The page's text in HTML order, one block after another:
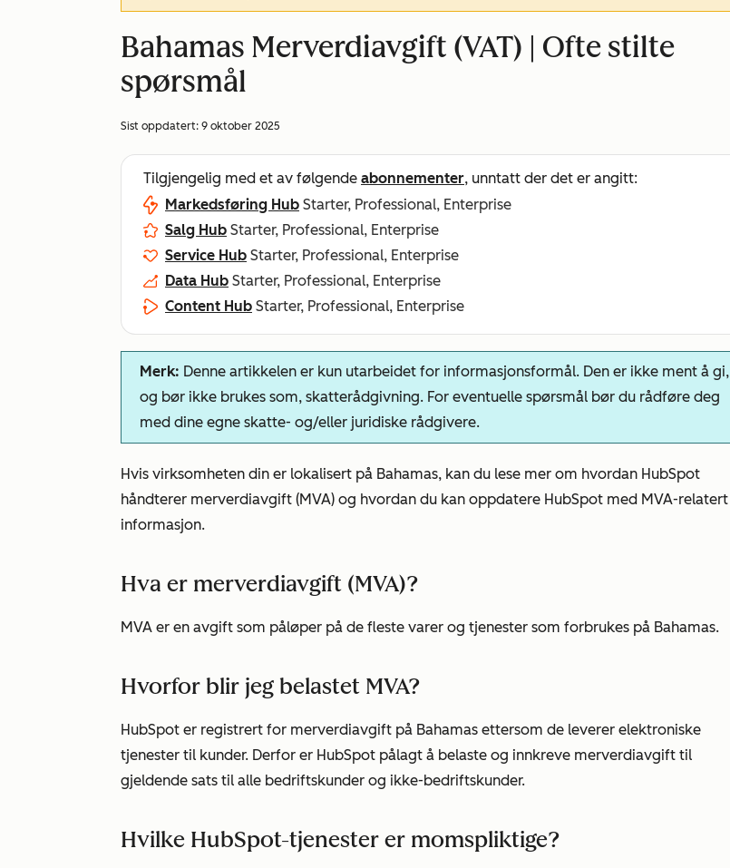
Bahamas Merverdiavgift (VAT) | Ofte stilte
spørsmål
Sist oppdatert: 9 oktober 2025
Tilgjengelig med et av følgende abonnementer, unntatt der det er angitt:
Markedsføring Hub Starter, Professional, Enterprise
Salg Hub Starter, Professional, Enterprise
Service Hub Starter, Professional, Enterprise
Data Hub Starter, Professional, Enterprise
Content Hub Starter, Professional, Enterprise
Merk: Denne artikkelen er kun utarbeidet for informasjonsformål. Den er ikke ment å gi,
og bør ikke brukes som, skatterådgivning. For eventuelle spørsmål bør du rådføre deg
med dine egne skatte- og/eller juridiske rådgivere.
Hvis virksomheten din er lokalisert på Bahamas, kan du lese mer om hvordan HubSpot
håndterer merverdiavgift (MVA) og hvordan du kan oppdatere HubSpot med MVA-relatert
informasjon.
Hva er merverdiavgift (MVA)?
MVA er en avgift som påløper på de fleste varer og tjenester som forbrukes på Bahamas.
Hvorfor blir jeg belastet MVA?
HubSpot er registrert for merverdiavgift på Bahamas ettersom de leverer elektroniske
tjenester til kunder. Derfor er HubSpot pålagt å belaste og innkreve merverdiavgift til
gjeldende sats til alle bedriftskunder og ikke-bedriftskunder.
Hvilke HubSpot-tjenester er momspliktige?